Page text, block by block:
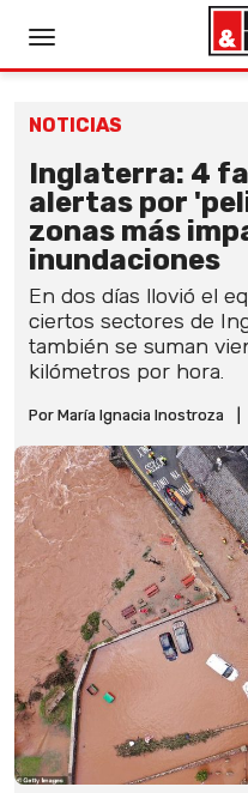
NOTICIAS
Inglaterra: 4
alertas por
zonas más
inundaciones
En dos días llovió el
ciertos sectores de
también se suman
kilómetros por hora.
Por María Ignacia Inostroza